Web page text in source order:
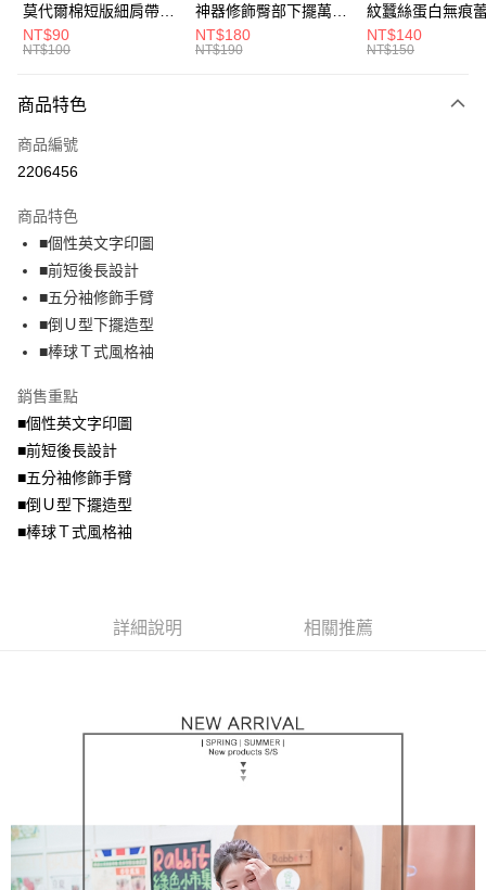
Google Pay
全盈+PAY
大哥付你分期
【大哥付你分期使用說明】
1.本服務由台灣大哥大提供，台灣大哥大用戶可立即使用無須另外申請。
流程，驗證手機門號後，選擇欲分期的期數、繳款截止日，確認付款後即完
成交易。
3.實際核准額度、可分期數及費用金額請依後續交易確認頁面所載為準。
4.訂單成立30分鐘內，如未前往確認交易或遇審核未通過，訂單將自動取
法說明評估內容。
【繳款方式說明】
1.分期款項不併入電信帳單，「大哥付你分期」於每月結算日後寄送繳費提
醒簡訊。
帳／街口支付／iPASS MONEY」等通路繳費。
【注意事項】
1.本服務係由「台灣大哥大股份有限公司」（以下簡稱本公司）所提供，讓
用戶於交易時，得透過本服務購買商品或服務，並由商店將買賣／分期付款
買賣價金債權讓與本公司後，依約使用本公司帳單繳交帳款。
資料（包含姓名、電話或地址）提供予台灣大哥大進項蒐集、處理及利用，
AFTEE先享後付
【關於「AFTEE先享後付」】
AFTEE先享後付是「在收到商品之後才付款」的支付方式。 讓您購物簡單
便利好安心！
１．簡單：不需註冊會員、不需綁卡、不需儲值。
２．便利：只要手機號碼，簡訊認證，即可結帳。
３．安心：先確認商品／服務後，再付款。
【「AFTEE先享後付」結帳流程】
結帳頁面，進行簡訊認證並確認金額後，即可完成結帳。
３．收到繳費通知簡訊後14天內，點擊此簡訊中的連結，可透過四大超商／
ATM／網路銀行／等多元方式進行付款，方視為交易完成。
※ 請注意：結帳手續完成當下不需立刻繳費，但若您需要取消訂單，請聯絡
購買商品的店家。未經商家同意取消之訂單仍視為有效，需透過AFTEE先享
後付繳納相關費用。
※ 交易是否成功請以「AFTEE先享後付 」之結帳頁面顯示為準，若有關於
１．透過由恩沛科技股份有限公司提供之「AFTEE先享後付」服務完成之交
３．未成年的使用者請事先徵得法定代理人或監護人之同意方可使用
「AFTEE先享後付」，若未經同意申辦者引起之損失，本公司不負相關責
４．使用「AFTEE先享後付」時，將依據個別帳號之用戶狀況，依本公司即
請求用戶進行身份認證。
５．嚴禁一人註冊多個帳號或使用他人資訊註冊。若發現惡意使用之情形，
恩沛科技股份有限公司將有權停止該用戶之使用額度並採取法律行動。
ATM付款
全家取貨付款
每筆NT$70，滿NT$699(含以上)免運費
付款後全家取貨
每筆NT$70，滿NT$699(含以上)免運費
7-11取貨付款
每筆NT$70，滿NT$799(含以上)免運費
付款後7-11取貨
每筆NT$100，滿NT$1,000(含以上)免運費
莫代爾棉短版細肩帶素
色背心(白.黑.灰L-2L)-
U582眼圈熊中大尺碼
NT$90
NT$100
神器修飾臀部下擺萬用
內搭裙/遮臀裙(黑2L-
6L)-Q155眼圈熊中大
NT$180
NT$190
紋蠶絲蛋白無痕
角內褲(白.粉.藍.
3L)-L28眼圈熊中
NT$140
NT$150
商品特色
商品編號
2206456
商品特色
■個性英文字印圖
■前短後長設計
■五分袖修飾手臂
■倒Ｕ型下擺造型
■棒球Ｔ式風格袖
銷售重點
■個性英文字印圖
■前短後長設計
■五分袖修飾手臂
■倒Ｕ型下擺造型
■棒球Ｔ式風格袖
詳細說明 相關推薦